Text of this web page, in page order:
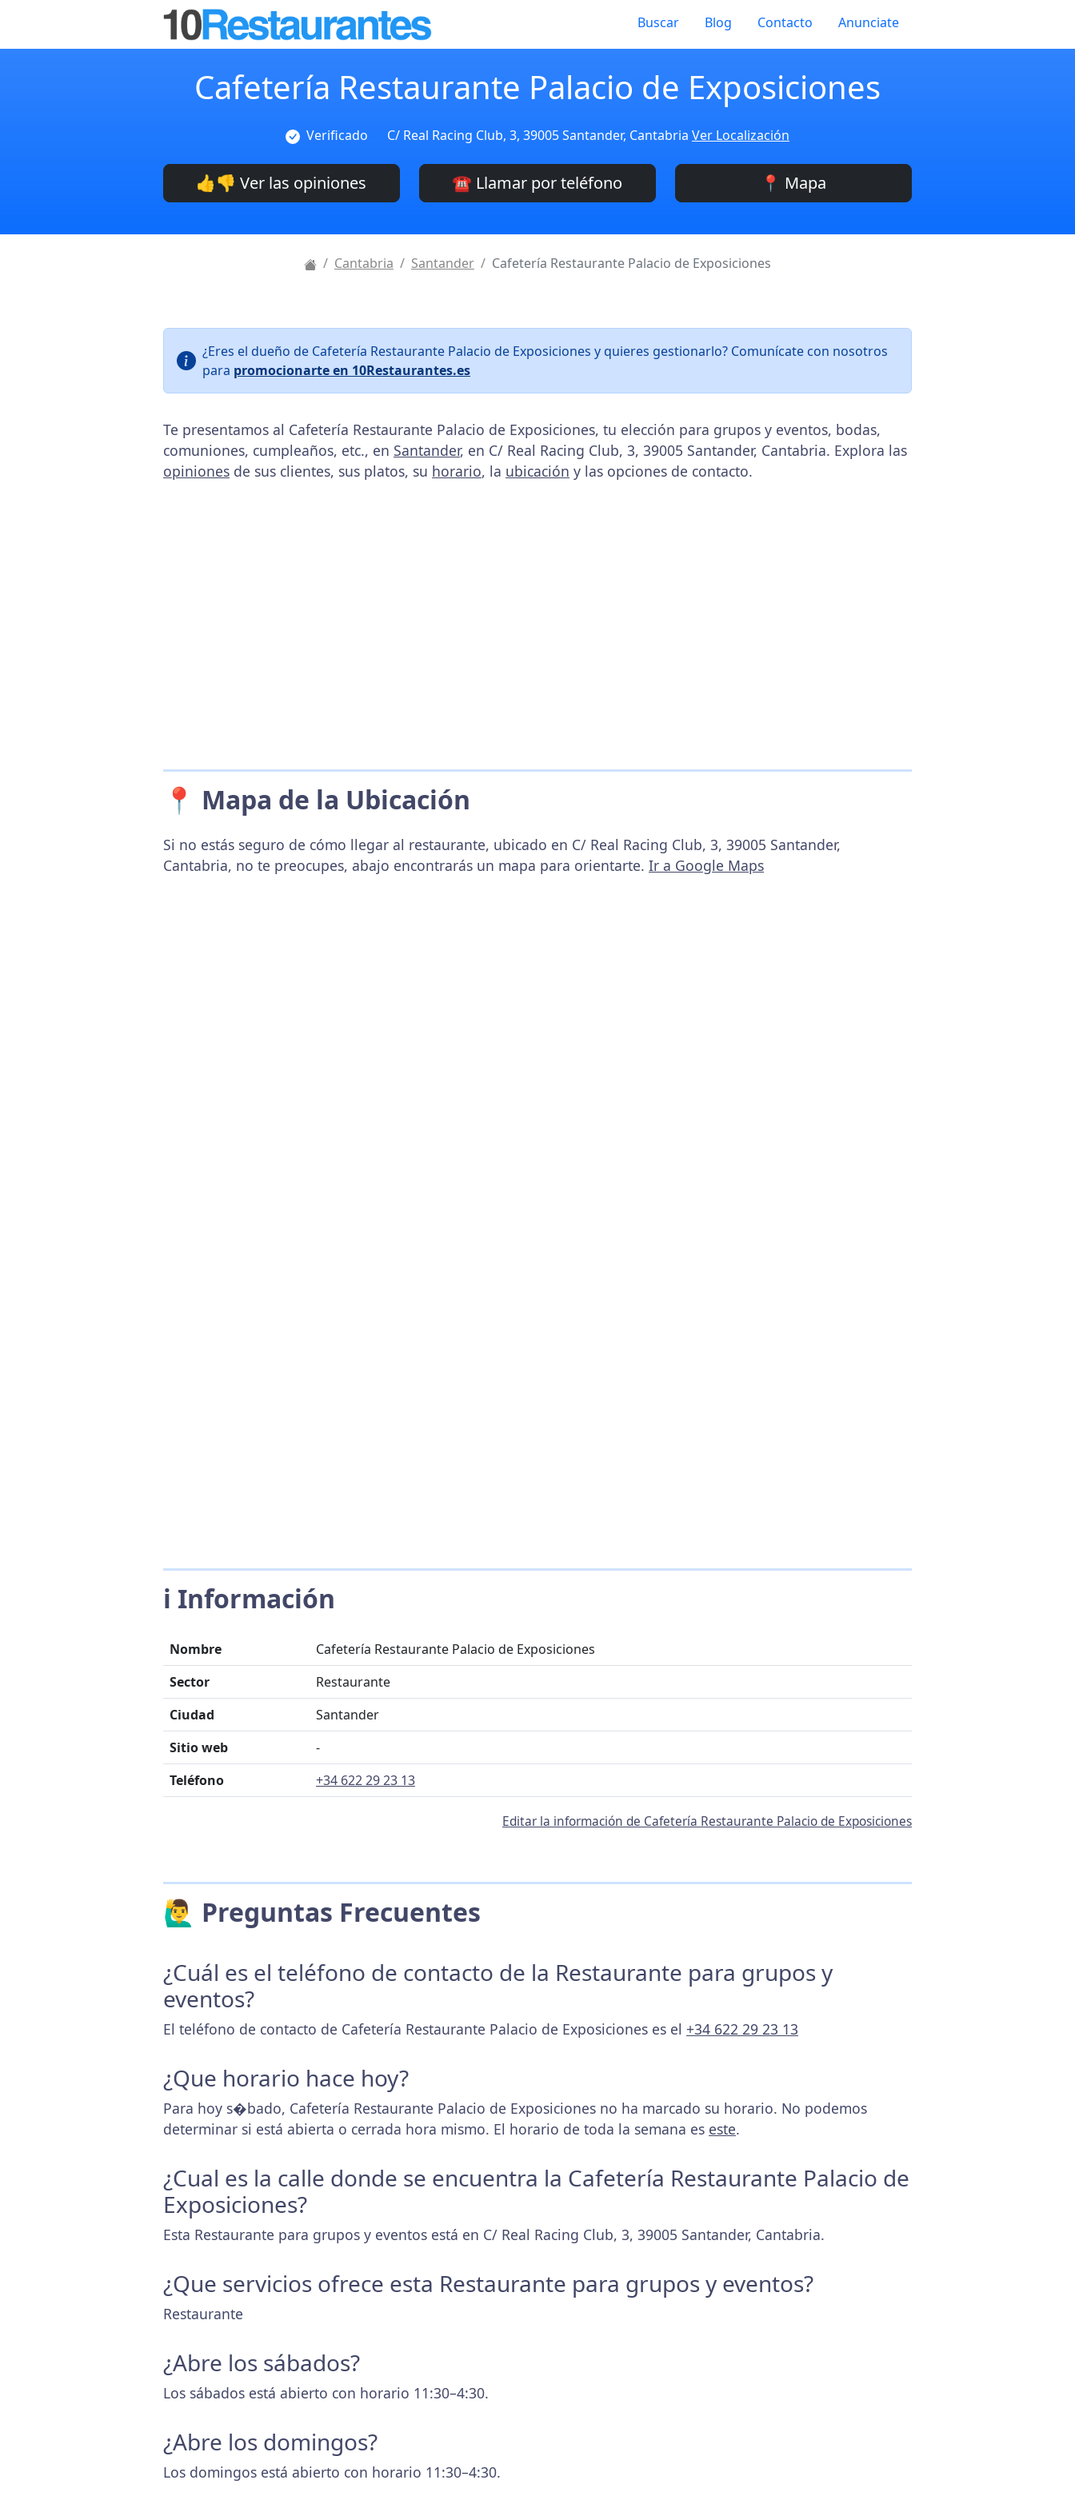
Buscar Blog Contacto Anunciate
Cafetería Restaurante Palacio de Exposiciones
Verificado C/ Real Racing Club, 3, 39005 Santander, Cantabria Ver Localización
👍👎 Ver las opiniones ☎️ Llamar por teléfono 📍 Mapa
Cantabria Santander Cafetería Restaurante Palacio de Exposiciones
¿Eres el dueño de Cafetería Restaurante Palacio de Exposiciones y quieres gestionarlo? Comunícate con nosotros
para promocionarte en 10Restaurantes.es
Te presentamos al Cafetería Restaurante Palacio de Exposiciones, tu elección para grupos y eventos, bodas,
comuniones, cumpleaños, etc., en Santander, en C/ Real Racing Club, 3, 39005 Santander, Cantabria. Explora las
opiniones de sus clientes, sus platos, su horario, la ubicación y las opciones de contacto.
📍 Mapa de la Ubicación
Si no estás seguro de cómo llegar al restaurante, ubicado en C/ Real Racing Club, 3, 39005 Santander,
Cantabria, no te preocupes, abajo encontrarás un mapa para orientarte. Ir a Google Maps
ℹ️ Información
Nombre
Cafetería Restaurante Palacio de Exposiciones
Sector
Restaurante
Ciudad
Santander
Sitio web
-
Teléfono
+34 622 29 23 13
Editar la información de Cafetería Restaurante Palacio de Exposiciones
🙋‍♂️ Preguntas Frecuentes
¿Cuál es el teléfono de contacto de la Restaurante para grupos y
eventos?
El teléfono de contacto de Cafetería Restaurante Palacio de Exposiciones es el +34 622 29 23 13
¿Que horario hace hoy?
Para hoy s�bado, Cafetería Restaurante Palacio de Exposiciones no ha marcado su horario. No podemos
determinar si está abierta o cerrada hora mismo. El horario de toda la semana es este.
¿Cual es la calle donde se encuentra la Cafetería Restaurante Palacio de
Exposiciones?
Esta Restaurante para grupos y eventos está en C/ Real Racing Club, 3, 39005 Santander, Cantabria.
¿Que servicios ofrece esta Restaurante para grupos y eventos?
Restaurante
¿Abre los sábados?
Los sábados está abierto con horario 11:30–4:30.
¿Abre los domingos?
Los domingos está abierto con horario 11:30–4:30.